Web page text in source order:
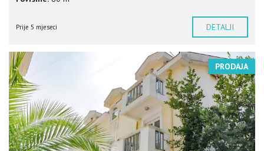
Prije 5 mjeseci DETALJI
PRODAJA